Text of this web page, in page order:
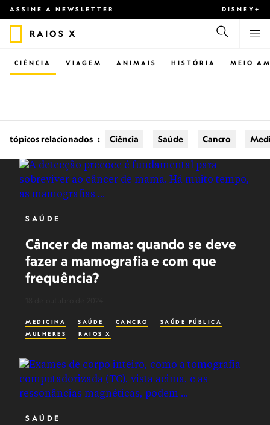
ASSINE A NEWSLETTER DISNEY+
RAIOS X
CIÊNCIA VIAGEM ANIMAIS HISTÓRIA MEIO
tópicos relacionados : Ciência Saúde Cancro
SAÚDE
Câncer de mama: quando se deve
fazer a mamografia e com que
frequência?
MEDICINA SAÚDE CANCRO
SAÚDE PÚBLICA
MULHERES
RAIOS X
SAÚDE